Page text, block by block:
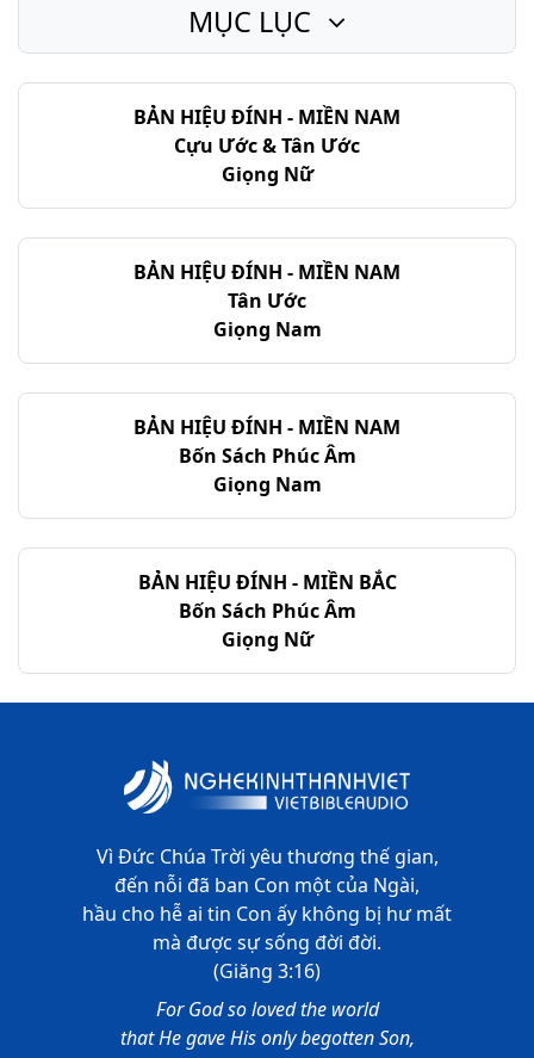
Các Quan Xét - Chương 12
Các Quan Xét - Chương 14
Các Quan Xét - Chương 15
Các Quan Xét - Chương 17
Các Quan Xét - Chương 18
Các Quan Xét - Chương 19
Các Quan Xét - Chương 20
Các Quan Xét - Chương 21
BẢN HIỆU ĐÍNH - MIỀN NAM
Cựu Ước & Tân Ước
Giọng Nữ
BẢN HIỆU ĐÍNH - MIỀN NAM
Tân Ước
Giọng Nam
BẢN HIỆU ĐÍNH - MIỀN NAM
Bốn Sách Phúc Âm
Giọng Nam
BẢN HIỆU ĐÍNH - MIỀN BẮC
Bốn Sách Phúc Âm
Giọng Nữ
MỤC LỤC
Vì Đức Chúa Trời yêu thương thế gian,
đến nỗi đã ban Con một của Ngài,
hầu cho hễ ai tin Con ấy không bị hư mất
mà được sự sống đời đời.
(Giăng 3:16)
For God so loved the world
that He gave His only begotten Son,